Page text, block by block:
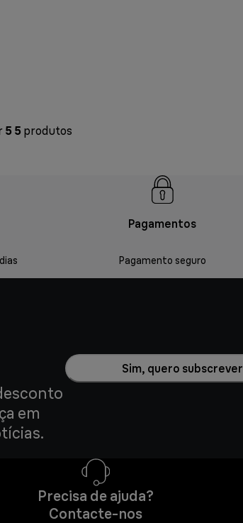
5 5 produtos
Pagamentos
Pagamento seguro
em
Sim, quero subscrever
Precisa de ajuda?
Contacte-nos